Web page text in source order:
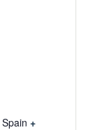
Spain +